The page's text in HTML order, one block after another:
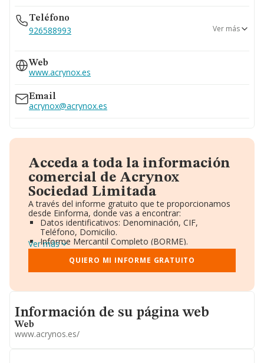
Teléfono
926588993
667...
Ver teléfono 667...
Ver más
Web
www.acrynox.es
Email
acrynox@acrynox.es
Acceda a toda la información
comercial de Acrynox
Sociedad Limitada
A través del informe gratuito que te proporcionamos
desde Einforma, donde vas a encontrar:
Datos identificativos: Denominación, CIF,
Teléfono, Domicilio.
Informe Mercantil Completo (BORME).
Gráficos de Evolución Ventas y Empleados.
Consejo de Administración y Administradores.
Directivos y Ejecutivos.
Información oficial y registral complementaria.
Ver más
QUIERO MI INFORME GRATUITO
Informacion de su página web
Información de su página web
Web
www.acrynos.es/